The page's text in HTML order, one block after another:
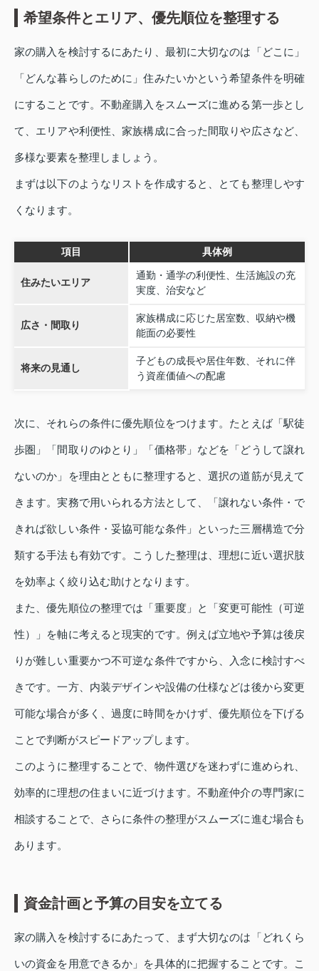
希望条件とエリア、優先順位を整理する
家の購入を検討するにあたり、最初に大切なのは「どこに」
「どんな暮らしのために」住みたいかという希望条件を明確
にすることです。不動産購入をスムーズに進める第一歩とし
て、エリアや利便性、家族構成に合った間取りや広さなど、
多様な要素を整理しましょう。
まずは以下のようなリストを作成すると、とても整理しやす
くなります。
項目 具体例
住みたいエリア
通勤・通学の利便性、生活施設の充
実度、治安など
広さ・間取り
家族構成に応じた居室数、収納や機
能面の必要性
将来の見通し
子どもの成長や居住年数、それに伴
う資産価値への配慮
次に、それらの条件に優先順位をつけます。たとえば「駅徒
歩圏」「間取りのゆとり」「価格帯」などを「どうして譲れ
ないのか」を理由とともに整理すると、選択の道筋が見えて
きます。実務で用いられる方法として、「譲れない条件・で
きれば欲しい条件・妥協可能な条件」といった三層構造で分
類する手法も有効です。こうした整理は、理想に近い選択肢
を効率よく絞り込む助けとなります。
また、優先順位の整理では「重要度」と「変更可能性（可逆
性）」を軸に考えると現実的です。例えば立地や予算は後戻
りが難しい重要かつ不可逆な条件ですから、入念に検討すべ
きです。一方、内装デザインや設備の仕様などは後から変更
可能な場合が多く、過度に時間をかけず、優先順位を下げる
ことで判断がスピードアップします。
このように整理することで、物件選びを迷わずに進められ、
効率的に理想の住まいに近づけます。不動産仲介の専門家に
相談することで、さらに条件の整理がスムーズに進む場合も
あります。
資金計画と予算の目安を立てる
家の購入を検討するにあたって、まず大切なのは「どれくら
いの資金を用意できるか」を具体的に把握することです。こ